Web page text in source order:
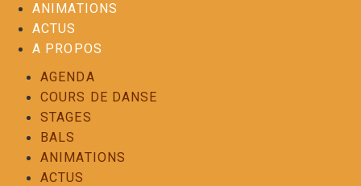
ANIMATIONS
ACTUS
A PROPOS
AGENDA
COURS DE DANSE
STAGES
BALS
ANIMATIONS
ACTUS